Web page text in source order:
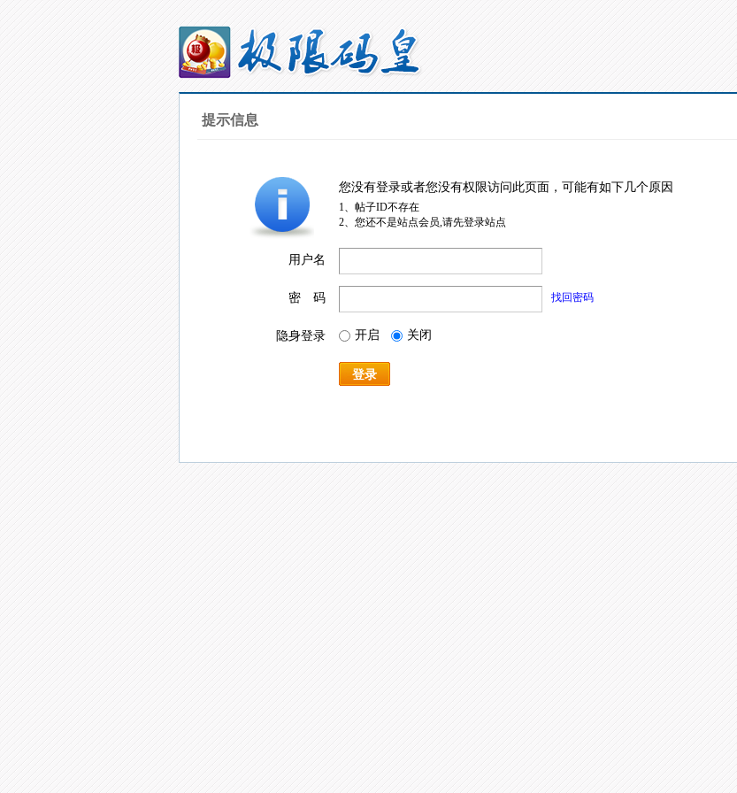
提示信息
您没有登录或者您没有权限访问此页面，可能有如下几个原因
1、帖子ID不存在
2、您还不是站点会员,请先登录站点
用户名
密 码 找回密码
隐身登录 开启 关闭
登录